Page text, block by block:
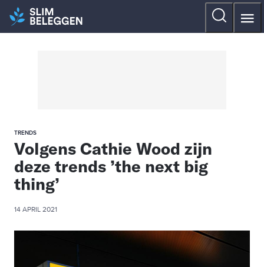
TRENDS
Volgens Cathie Wood zijn
deze trends ’the next big
thing’
14 APRIL 2021